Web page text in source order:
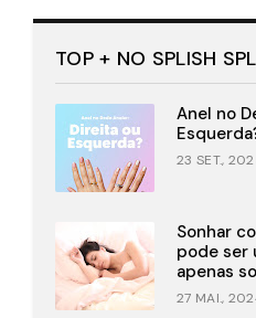
TOP + NO SPLISH
Anel no
23 SET.,
Sonhar
pode ser
apenas
27 MAI.,